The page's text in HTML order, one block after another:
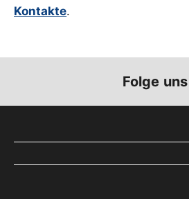
Kontakte.
Folge uns